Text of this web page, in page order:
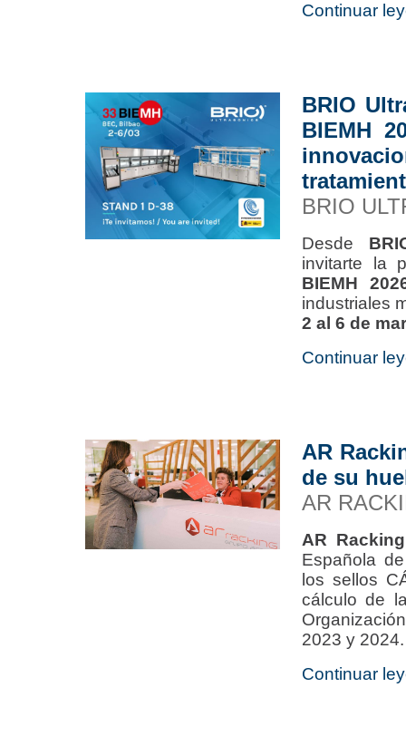
Continuar
BRIO
BIEMH
BRIO
Desde
invitarte la
BIEMH
industriales
2 al 6 de
Continuar
AR
de su
AR
AR Racking
Española
los sellos
cálculo de
2023 y 2024.
Continuar